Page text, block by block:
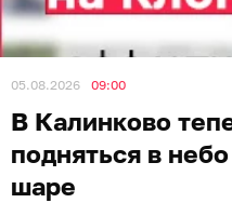
05.08.2026 09:00
В Калинково
подняться в
шаре